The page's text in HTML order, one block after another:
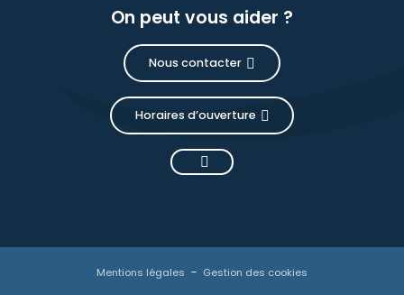
On peut vous aider ?
Nous contacter
Horaires d’ouverture
Mentions légales Gestion des cookies